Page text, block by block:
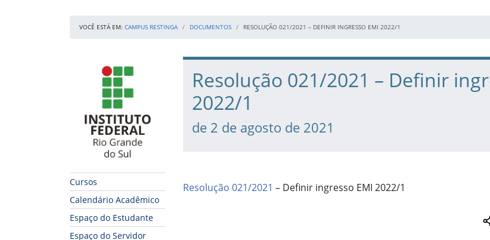
VOCÊ ESTÁ EM: CAMPUS RESTINGA DOCUMENTOS RESOLUÇÃO 021/2021 – DEFINIR INGRESSO EMI 2022/1
Início da navegação
Cursos
Calendário Acadêmico
Espaço do Estudante
Espaço do Servidor
Início do conteúdo
Resolução 021/2021 – Definir
2022/1
de 2 de agosto de 2021
Resolução 021/2021 – Definir ingresso EMI 2022/1